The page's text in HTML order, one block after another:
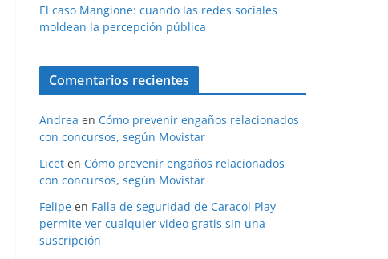
El caso Mangione: cuando las redes sociales
moldean la percepción pública
Comentarios recientes
Andrea en Cómo prevenir engaños relacionados
con concursos, según Movistar
Licet en Cómo prevenir engaños relacionados
con concursos, según Movistar
Felipe en Falla de seguridad de Caracol Play
permite ver cualquier video gratis sin una
suscripción